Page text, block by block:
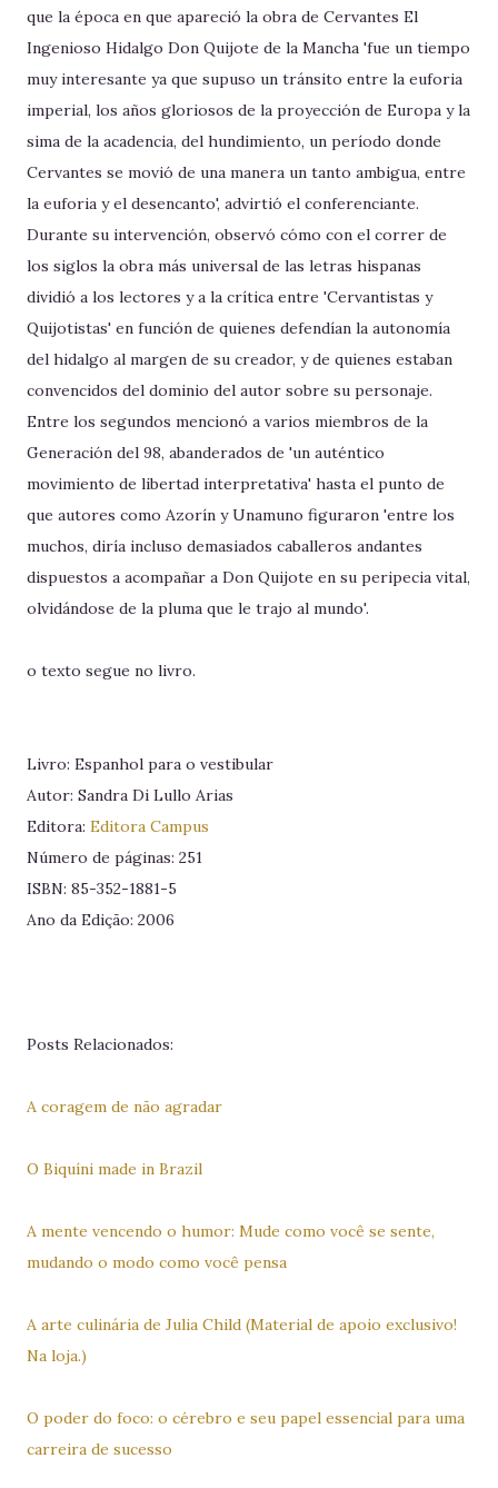
que la época en que apareció la obra de Cervantes El
Ingenioso Hidalgo Don Quijote de la Mancha 'fue un tiempo
muy interesante ya que supuso un tránsito entre la euforia
imperial, los años gloriosos de la proyección de Europa y la
sima de la acadencia, del hundimiento, un período donde
Cervantes se movió de una manera un tanto ambigua, entre
la euforia y el desencanto', advirtió el conferenciante.
Durante su intervención, observó cómo con el correr de
los siglos la obra más universal de las letras hispanas
dividió a los lectores y a la crítica entre 'Cervantistas y
Quijotistas' en función de quienes defendían la autonomía
del hidalgo al margen de su creador, y de quienes estaban
convencidos del dominio del autor sobre su personaje.
Entre los segundos mencionó a varios miembros de la
Generación del 98, abanderados de 'un auténtico
movimiento de libertad interpretativa' hasta el punto de
que autores como Azorín y Unamuno figuraron 'entre los
muchos, diría incluso demasiados caballeros andantes
dispuestos a acompañar a Don Quijote en su peripecia vital,
olvidándose de la pluma que le trajo al mundo'.
o texto segue no livro.
Livro: Espanhol para o vestibular
Autor: Sandra Di Lullo Arias
Editora: Editora Campus
Número de páginas: 251
ISBN: 85-352-1881-5
Ano da Edição: 2006
Posts Relacionados:
A coragem de não agradar
O Biquíni made in Brazil
A mente vencendo o humor: Mude como você se sente,
mudando o modo como você pensa
A arte culinária de Julia Child (Material de apoio exclusivo!
Na loja.)
O poder do foco: o cérebro e seu papel essencial para uma
carreira de sucesso